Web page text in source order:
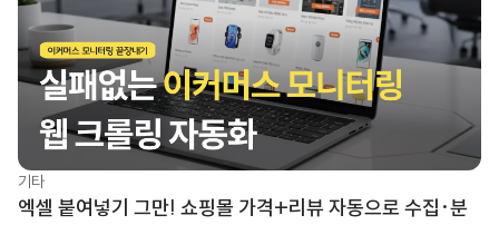
기타
엑셀 붙여넣기 그만! 쇼핑몰 가격+리뷰 자동으로 수집·분